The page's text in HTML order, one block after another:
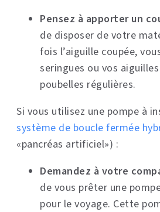
Pensez à apporter un
de disposer de votre
fois l’aiguille coupée,
seringues ou vos
poubelles régulières.
Si vous utilisez une pompe à
système de boucle fermée
«pancréas artificiel») :
Demandez à votre
de vous prêter une
pour le voyage. Cette